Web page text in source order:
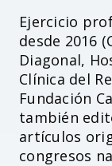
Ejercicio
desde 2016
Diagonal,
Clínica del
Fundación
también
artículos
congresos